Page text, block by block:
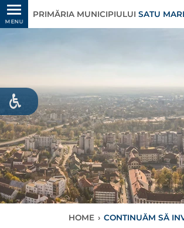
MENU
PRIMĂRIA MUNICIPIULUI SATU
HOME › CONTINUĂM SĂ